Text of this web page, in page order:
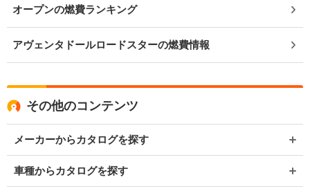
オープンの燃費ランキング
アヴェンタドールロードスターの燃費情報
その他のコンテンツ
メーカーからカタログを探す
車種からカタログを探す